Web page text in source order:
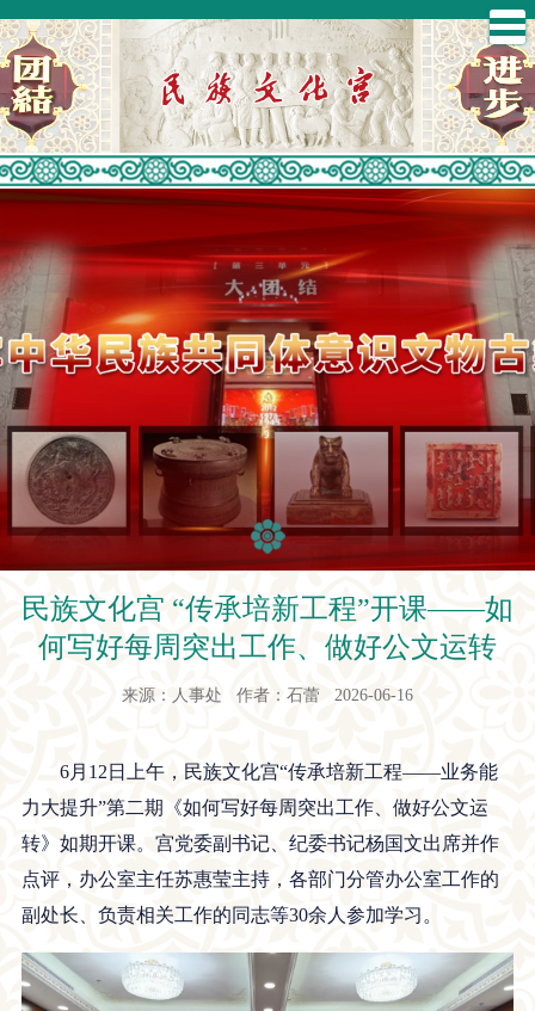
民族文化宫 “传承培新工程”开课——如
何写好每周突出工作、做好公文运转
来源：人事处 作者：石蕾 2026-06-16
6月12日上午，民族文化宫“传承培新工程——业务能
力大提升”第二期《如何写好每周突出工作、做好公文运
转》如期开课。宫党委副书记、纪委书记杨国文出席并作
点评，办公室主任苏惠莹主持，各部门分管办公室工作的
副处长、负责相关工作的同志等30余人参加学习。